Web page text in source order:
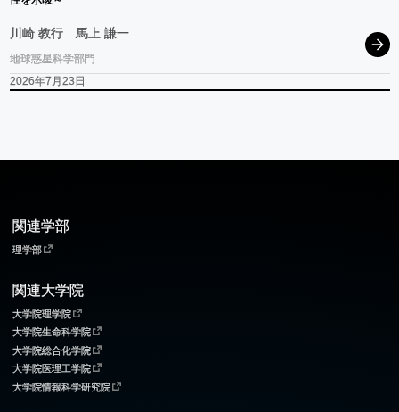
川崎 教行 馬上 謙一
地球惑星科学部門
2026年7月23日
関連学部
理学部
関連大学院
大学院理学院
大学院生命科学院
大学院総合化学院
大学院医理工学院
大学院情報科学研究院